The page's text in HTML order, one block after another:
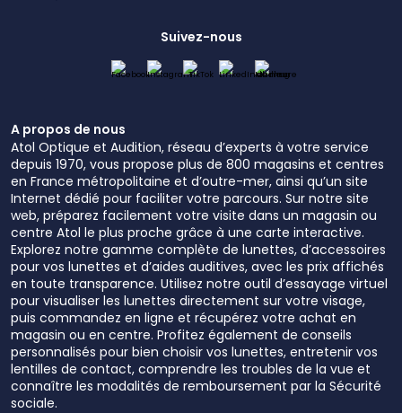
Suivez-nous
A propos de nous
Atol Optique et Audition, réseau d’experts à votre service
depuis 1970, vous propose plus de 800 magasins et centres
en France métropolitaine et d’outre-mer, ainsi qu’un site
Internet dédié pour faciliter votre parcours. Sur notre site
web, préparez facilement votre visite dans un magasin ou
centre Atol le plus proche grâce à une carte interactive.
Explorez notre gamme complète de lunettes, d’accessoires
pour vos lunettes et d’aides auditives, avec les prix affichés
en toute transparence. Utilisez notre outil d’essayage virtuel
pour visualiser les lunettes directement sur votre visage,
puis commandez en ligne et récupérez votre achat en
magasin ou en centre. Profitez également de conseils
personnalisés pour bien choisir vos lunettes, entretenir vos
lentilles de contact, comprendre les troubles de la vue et
connaître les modalités de remboursement par la Sécurité
sociale.